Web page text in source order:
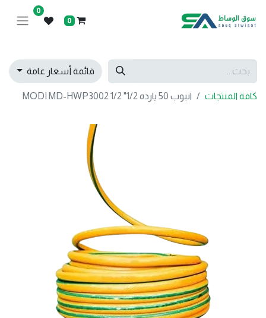
0
0
قائمة أسعار عامة
كافة المنتجات انبوب 50 يارده 1/2" MODI MD-HWP3002 1/2